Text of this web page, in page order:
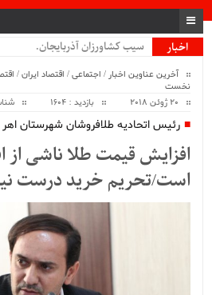
اخبار
سیب کشاورزان آذربایجان شرق.
آخرین عناوین اخبار / اجتماعی/ اقتصاد ایران/
نخست
بازدید : 1604
رئیس اتحادیه طلافروشان شهرستان اهر
افزایش قیمت طلا ناشی از
است/تحریم خرید درست